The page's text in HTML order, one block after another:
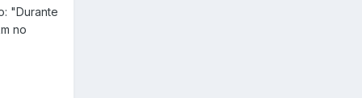
"Durante
no